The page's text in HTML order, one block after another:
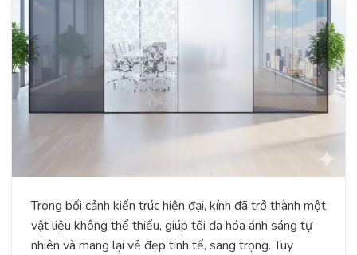
Trong bối cảnh kiến trúc hiện đại, kính đã trở thành một
vật liệu không thể thiếu, giúp tối đa hóa ánh sáng tự
nhiên và mang lại vẻ đẹp tinh tế, sang trọng. Tuy